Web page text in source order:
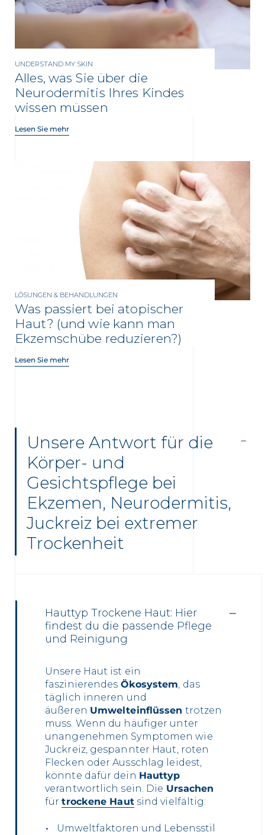
UNDERSTAND MY SKIN
Alles, was Sie über die
Neurodermitis Ihres Kindes
wissen müssen
Lesen Sie mehr
LÖSUNGEN & BEHANDLUNGEN
Was passiert bei atopischer
Haut? (und wie kann man
Ekzemschübe reduzieren?)
Lesen Sie mehr
Unsere Antwort für die
Körper- und
Gesichtspflege bei
Ekzemen, Neurodermitis,
Juckreiz bei extremer
Trockenheit
Hauttyp Trockene Haut: Hier
findest du die passende Pflege
und Reinigung
Unsere Haut ist ein
faszinierendes Ökosystem, das
täglich inneren und
äußeren Umwelteinflüssen trotzen
muss. Wenn du häufiger unter
unangenehmen Symptomen wie
Juckreiz, gespannter Haut, roten
Flecken oder Ausschlag leidest,
könnte dafür dein Hauttyp
verantwortlich sein. Die Ursachen
fürtrockene Hautsind vielfältig:
Umweltfaktoren und Lebensstil